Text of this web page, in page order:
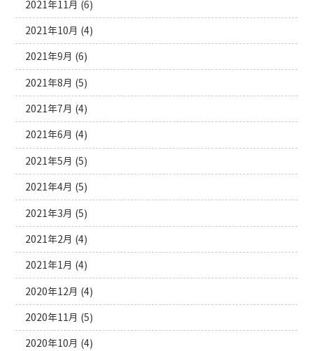
2021年11月 (6)
2021年10月 (4)
2021年9月 (6)
2021年8月 (5)
2021年7月 (4)
2021年6月 (4)
2021年5月 (5)
2021年4月 (5)
2021年3月 (5)
2021年2月 (4)
2021年1月 (4)
2020年12月 (4)
2020年11月 (5)
2020年10月 (4)